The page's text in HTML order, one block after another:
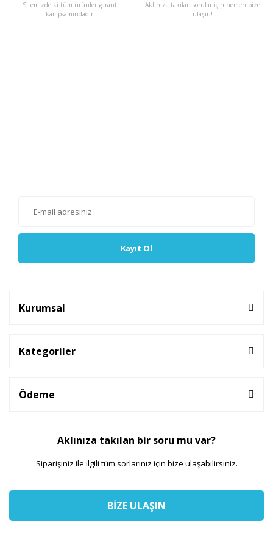
Sitemizde ki tüm ürünler garanti
kampsamındadır.
Aklınıza takılan sorular için hemen bize
ulaşın!
Kayıt Ol
Kurumsal
Kategoriler
Ödeme
Aklınıza takılan bir soru mu var?
Siparişiniz ile ilgili tüm sorlarınız için bize ulaşabilirsiniz.
BİZE ULAŞIN